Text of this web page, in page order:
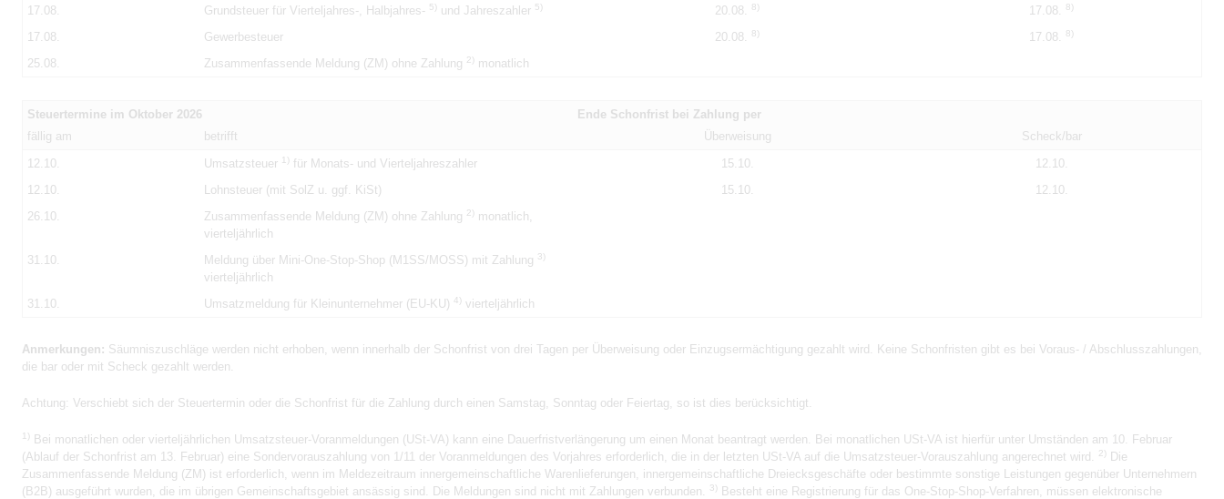
17.08.
Grundsteuer für Vierteljahres-, Halbjahres- 5) und Jahreszahler 5) 20.08. 8) 17.08. 8)
17.08. Gewerbesteuer 20.08. 8) 17.08. 8)
25.08. Zusammenfassende Meldung (ZM) ohne Zahlung 2) monatlich
Steuertermine im Oktober 2026
Ende Schonfrist bei Zahlung per
fällig am
betrifft Überweisung
Scheck/bar
12.10.
Umsatzsteuer 1) für Monats- und Vierteljahreszahler 15.10.
12.10.
12.10.
Lohnsteuer (mit SolZ u. ggf. KiSt) 15.10.
12.10.
26.10.
Zusammenfassende Meldung (ZM) ohne Zahlung 2) monatlich,
vierteljährlich
31.10.
Meldung über Mini-One-Stop-Shop (M1SS/MOSS) mit Zahlung 3)
vierteljährlich
31.10.
Umsatzmeldung für Kleinunternehmer (EU-KU) 4) vierteljährlich
Anmerkungen: Säumniszuschläge werden nicht erhoben, wenn innerhalb der Schonfrist von drei Tagen per Überweisung oder Einzugsermächtigung gezahlt wird. Keine Schonfristen gibt es bei Voraus- / Abschlusszahlungen,
die bar oder mit Scheck gezahlt werden.
Achtung: Verschiebt sich der Steuertermin oder die Schonfrist für die Zahlung durch einen Samstag, Sonntag oder Feiertag, so ist dies berücksichtigt.
1)
Bei monatlichen oder vierteljährlichen Umsatzsteuer-Voranmeldungen (USt-VA) kann eine Dauerfristverlängerung um einen Monat beantragt werden. Bei monatlichen USt-VA ist hierfür unter Umständen am 10. Februar
(Ablauf der Schonfrist am 13. Februar) eine Sondervorauszahlung von 1/11 der Voranmeldungen des Vorjahres erforderlich, die in der letzten USt-VA auf die Umsatzsteuer-Vorauszahlung angerechnet wird.
2)
Die
Zusammenfassende Meldung (ZM) ist erforderlich, wenn im Meldezeitraum innergemeinschaftliche Warenlieferungen, innergemeinschaftliche Dreiecksgeschäfte oder bestimmte sonstige Leistungen gegenüber Unternehmern
(B2B) ausgeführt wurden, die im übrigen Gemeinschaftsgebiet ansässig sind. Die Meldungen sind nicht mit Zahlungen verbunden.
3)
Besteht eine Registrierung für das One-Stop-Shop-Verfahren, müssen elektronische